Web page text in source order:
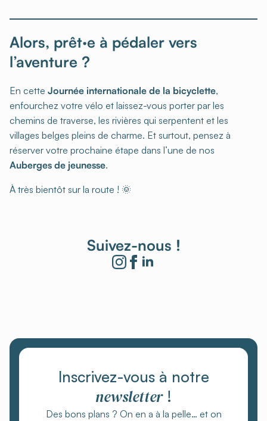
Alors, prêt·e à pédaler vers
l’aventure ?
En cette Journée internationale de la bicyclette,
enfourchez votre vélo et laissez-vous porter par les
chemins de traverse, les rivières qui serpentent et les
villages belges pleins de charme. Et surtout, pensez à
réserver votre prochaine étape dans l’une de nos
Auberges de jeunesse.
À très bientôt sur la route ! 🌞
Suivez-nous !
Inscrivez-vous à notre
newsletter!
Des bons plans ? On en a à la pelle… et on